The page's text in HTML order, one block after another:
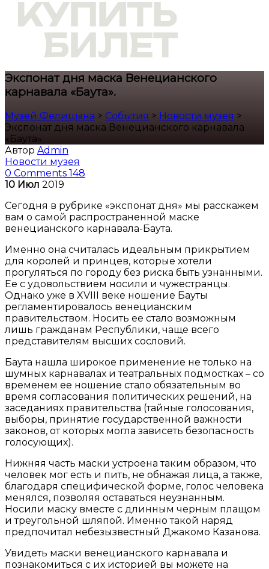
Экспонат дня маска Венецианского
карнавала «Баута».
Музей Фелицына > События > Новости музея >
Экспонат дня маска Венецианского карнавала
«Баута».
Автор Admin
Новости музея
0 Comments 148
10 Июл 2019
Сегодня в рубрике «экспонат дня» мы расскажем
вам о самой распространенной маске
венецианского карнавала-Баута.
Именно она считалась идеальным прикрытием
для королей и принцев, которые хотели
прогуляться по городу без риска быть узнанными.
Ее с удовольствием носили и чужестранцы.
Однако уже в XVIII веке ношение Бауты
регламентировалось венецианским
правительством. Носить ее стало возможным
лишь гражданам Республики, чаще всего
представителям высших сословий.
Баута нашла широкое применение не только на
шумных карнавалах и театральных подмостках – со
временем ее ношение стало обязательным во
время согласования политических решений, на
заседаниях правительства (тайные голосования,
выборы, принятие государственной важности
законов, от которых могла зависеть безопасность
голосующих).
Нижняя часть маски устроена таким образом, что
человек мог есть и пить, не обнажая лица, а также,
благодаря специфической форме, голос человека
менялся, позволяя оставаться неузнанным.
Носили маску вместе с длинным черным плащом
и треугольной шляпой. Именно такой наряд
предпочитал небезызвестный Джакомо Казанова.
Увидеть маски венецианского карнавала и
познакомиться с их историей вы можете на